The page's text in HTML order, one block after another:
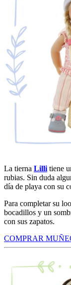
La tierna Lilli tiene
rubias. Sin duda
día de playa con su
Para completar su
bocadillos y un
con sus zapatos.
COMPRAR